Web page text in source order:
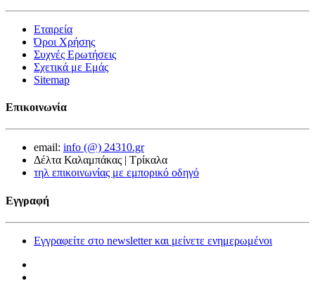
Εταιρεία
Όροι Χρήσης
Συχνές Ερωτήσεις
Σχετικά με Εμάς
Sitemap
Επικοινωνία
email: info (@) 24310.gr
Δέλτα Καλαμπάκας | Τρίκαλα
τηλ επικοινωνίας με εμπορικό οδηγό
Εγγραφή
Εγγραφείτε στο newsletter και μείνετε ενημερωμένοι